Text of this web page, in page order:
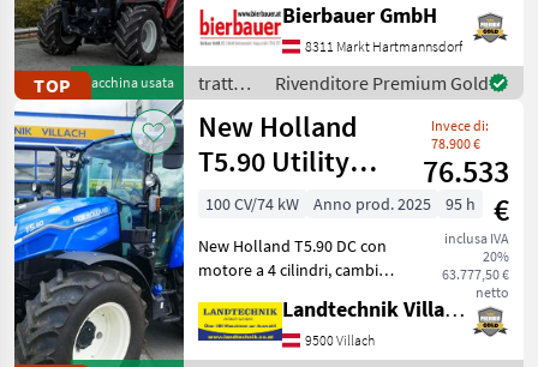
TOP Macchina usata
Zustand und kann nach
telefonischer Vereinbarung
gerne vor Ort besichtigt
und geprüft we
Bierbauer GmbH
8311 Markt Hartmannsdorf
trattori
/
Lindner
Rivenditore Premium Gold
New Holland
T5.90 Utility
Dual Command
Invece di:
78.900 €
76.533
€
inclusa IVA
20%
63.777,50 €
netto
100 CV/74 kW Anno prod. 2025
95 h
New Holland T5.90 DC con
motore a 4 cilindri, cambio
cambio sotto carico fino a
40 km/h con funzione Stop
Landtechnik Villach GmbH
9500 Villach